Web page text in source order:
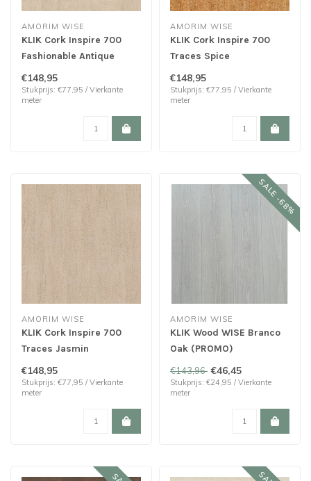
AMORIM WISE
KLIK Cork Inspire 700
Fashionable Antique
White
€148,95
Stukprijs: €77,95 / Vierkante
meter
AMORIM WISE
KLIK Cork Inspire 700
Traces Spice
€148,95
Stukprijs: €77,95 / Vierkante
meter
AMORIM WISE
KLIK Cork Inspire 700
Traces Jasmin
€148,95
Stukprijs: €77,95 / Vierkante
meter
SALE -68%
AMORIM WISE
KLIK Wood WISE Branco
Oak (PROMO)
€143,96 €46,45
Stukprijs: €24,95 / Vierkante
meter